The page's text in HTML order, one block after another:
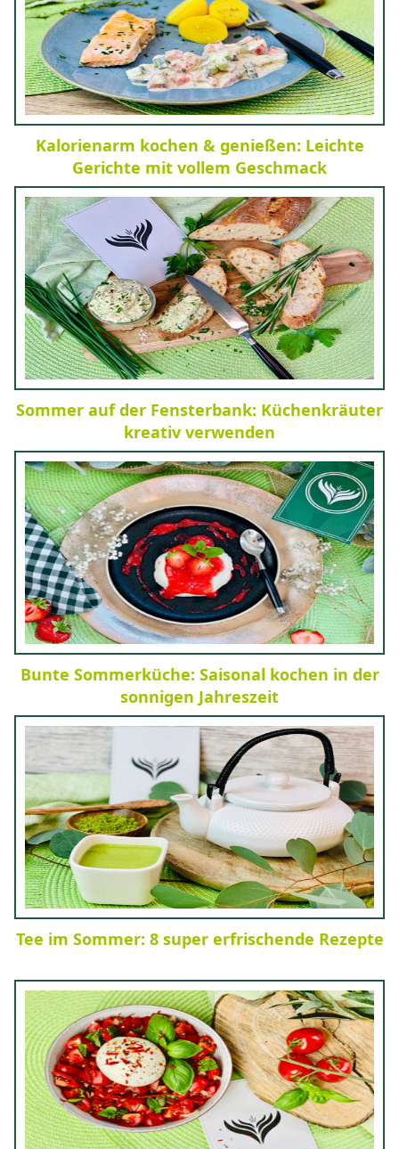
Kalorienarm kochen & genießen: Leichte
Gerichte mit vollem Geschmack
Sommer auf der Fensterbank: Küchenkräuter
kreativ verwenden
Bunte Sommerküche: Saisonal kochen in der
sonnigen Jahreszeit
Tee im Sommer: 8 super erfrischende Rezepte